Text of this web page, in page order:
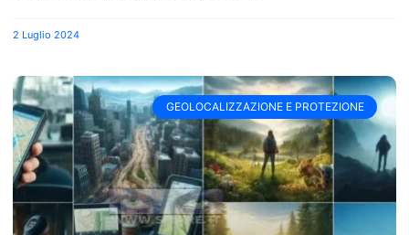
2 Luglio 2024
GEOLOCALIZZAZIONE E PROTEZIONE